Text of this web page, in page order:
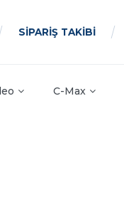
SİPARİŞ TAKİBİ
C-Max